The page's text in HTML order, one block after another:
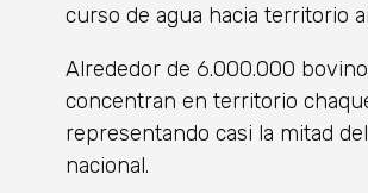
curso de agua hacia territorio
Alrededor de 6.000.000
concentran en territorio
representando casi la mitad
nacional.